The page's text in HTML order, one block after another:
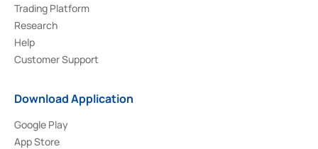
Trading Platform
Research
Help
Customer Support
Download Application
Google Play
App Store